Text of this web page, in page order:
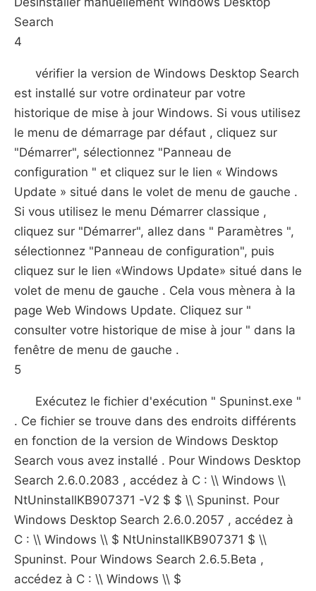
Search
4
vérifier la version de Windows Desktop Search
est installé sur votre ordinateur par votre
historique de mise à jour Windows. Si vous utilisez
le menu de démarrage par défaut , cliquez sur
"Démarrer", sélectionnez "Panneau de
configuration " et cliquez sur le lien « Windows
Update » situé dans le volet de menu de gauche .
Si vous utilisez le menu Démarrer classique ,
cliquez sur "Démarrer", allez dans " Paramètres ",
sélectionnez "Panneau de configuration", puis
cliquez sur le lien «Windows Update» situé dans le
volet de menu de gauche . Cela vous mènera à la
page Web Windows Update. Cliquez sur "
consulter votre historique de mise à jour " dans la
fenêtre de menu de gauche .
5
Exécutez le fichier d'exécution " Spuninst.exe "
. Ce fichier se trouve dans des endroits différents
en fonction de la version de Windows Desktop
Search vous avez installé . Pour Windows Desktop
Search 2.6.0.2083 , accédez à C : \\ Windows \\
NtUninstallKB907371 -V2 $ $ \\ Spuninst. Pour
Windows Desktop Search 2.6.0.2057 , accédez à
C : \\ Windows \\ $ NtUninstallKB907371 $ \\
Spuninst. Pour Windows Search 2.6.5.Beta ,
accédez à C : \\ Windows \\ $